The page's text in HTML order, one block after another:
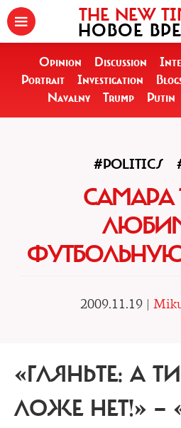
THE NEW
НОВОЕ
Opinion Discussion
Portrait
Investigation
Navalny
Trump Putin
#POLITICS
САМАРА
2009.11.19 |
«ГЛЯНЬТЕ: А
ЛОЖЕ НЕТ!» —